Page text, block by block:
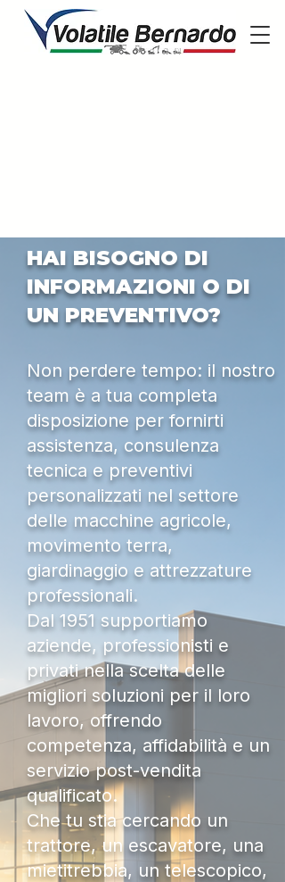
HAI BISOGNO DI
INFORMAZIONI O DI
UN PREVENTIVO?
Non perdere tempo: il nostro
team è a tua completa
disposizione per fornirti
assistenza, consulenza
tecnica e preventivi
personalizzati nel settore
delle macchine agricole,
movimento terra,
giardinaggio e attrezzature
professionali.
Dal 1951 supportiamo
aziende, professionisti e
privati nella scelta delle
migliori soluzioni per il loro
lavoro, offrendo
competenza, affidabilità e un
servizio post-vendita
qualificato.
Che tu stia cercando un
trattore, un escavatore, una
mietitrebbia, un telescopico,